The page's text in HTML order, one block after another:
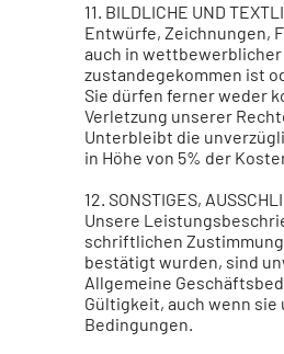
11. BILDLICHE UND
Entwürfe, Zeichnungen,
auch in wettbewerblicher
zustandegekommen ist
Sie dürfen ferner weder
Verletzung unserer
Unterbleibt die
in Höhe von 5% der
12. SONSTIGES,
Unsere
schriftlichen
bestätigt wurden, sind
Allgemeine
Gültigkeit, auch wenn
Bedingungen.